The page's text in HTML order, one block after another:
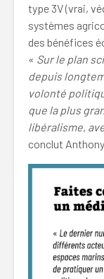
type 3V (vrai,
systèmes
des bénéfices
« Sur le plan
depuis
volonté
que la plus
libéralisme,
conclut